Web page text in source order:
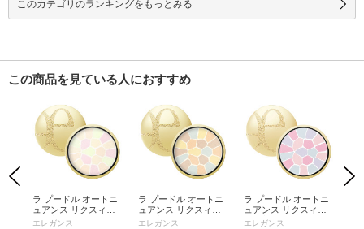
このカテゴリのランキングをもっとみる
この商品を見ている人におすすめ
Previous
ラ プードル オートニ
ュアンス リクスィー
ズ / 本体 / VI / 27g
エレガンス
ラ プードル オートニ
ュアンス リクスィー
ズ / 本体 / III / 27g
エレガンス
ラ プードル オートニ
ュアンス リクスィー
ズ / 本体 / VIII / 27g
エレガンス
Next